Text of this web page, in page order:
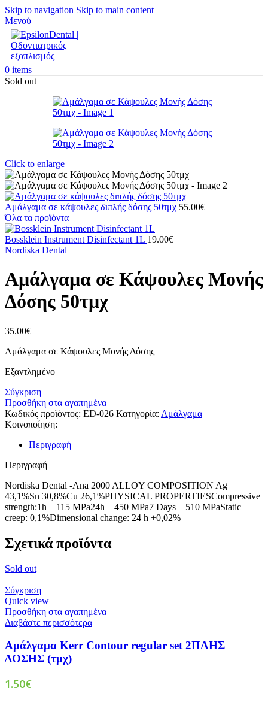
Skip to navigation Skip to main content
Μενού
0 items
Sold out
Click to enlarge
Αμάλγαμα σε κάψουλες διπλής δόσης 50τμχ 55.00€
Όλα τα προϊόντα
Bossklein Instrument Disinfectant 1L 19.00€
Nordiska Dental
Αμάλγαμα σε Κάψουλες Μονής
Δόσης 50τμχ
35.00€
Αμάλγαμα σε Κάψουλες Μονής Δόσης
Εξαντλημένο
Σύγκριση
Προσθήκη στα αγαπημένα
Κωδικός προϊόντος: ED-026 Κατηγορία: Αμάλγαμα
Κοινοποίηση:
Περιγραφή
Περιγραφή
Nordiska Dental -Ana 2000 ALLOY COMPOSITION Ag
43,1%Sn 30,8%Cu 26,1%PHYSICAL PROPERTIESCompressive
strength:1h – 115 MPa24h – 450 MPa7 Days – 510 MPaStatic
creep: 0,1%Dimensional change: 24 h +0,02%
Σχετικά προϊόντα
Sold out
Σύγκριση
Quick view
Προσθήκη στα αγαπημένα
Διαβάστε περισσότερα
Αμάλγαμα Kerr Contour regular set 2ΠΛΗΣ
ΔΟΣΗΣ (τμχ)
1.50€